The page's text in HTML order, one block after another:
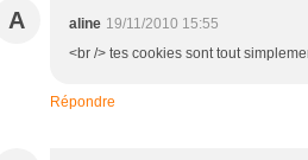
A aline 19/11/2010 15:55
<br /> tes cookies sont tout
Répondre